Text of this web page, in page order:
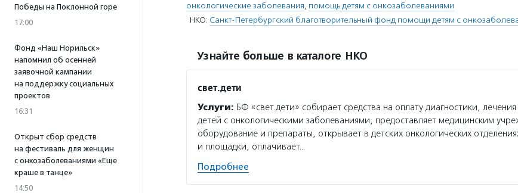
Победы на Поклонной горе
17:00
Фонд «Наш Норильск»
напомнил об осенней
заявочной кампании
на поддержку социальных
проектов
16:31
Открыт сбор средств
на фестиваль для женщин
с онкозаболеваниями «Еще
краше в танце»
14:50
онкологические заболевания, помощь детям с онкозаболеваниями
НКО: Санкт-Петербургский благотворительный фонд помощи детям с
Узнайте больше в каталоге НКО
свет.дети
Услуги: БФ «свет.дети» собирает средства на оплату диагностики,
детей с онкологическими заболеваниями, предоставляет медицинским
оборудование и препараты, открывает в детских онкологических
и площадки, оплачивает…
Подробнее